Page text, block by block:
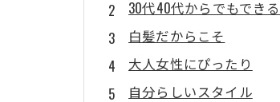
30代40代からでもできる
白髪だからこそ
大人女性にぴったり
自分らしいスタイル